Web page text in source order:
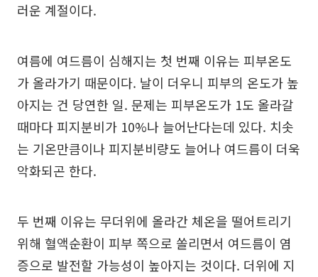
러운 계절이다.
여름에 여드름이 심해지는 첫 번째 이유는 피부온도
가 올라가기 때문이다. 날이 더우니 피부의 온도가 높
아지는 건 당연한 일. 문제는 피부온도가 1도 올라갈
때마다 피지분비가 10%나 늘어난다는데 있다. 치솟
는 기온만큼이나 피지분비량도 늘어나 여드름이 더욱
악화되곤 한다.
두 번째 이유는 무더위에 올라간 체온을 떨어트리기
위해 혈액순환이 피부 쪽으로 쏠리면서 여드름이 염
증으로 발전할 가능성이 높아지는 것이다. 더위에 지